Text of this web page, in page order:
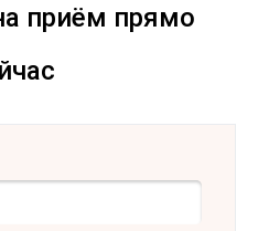
приём прямо